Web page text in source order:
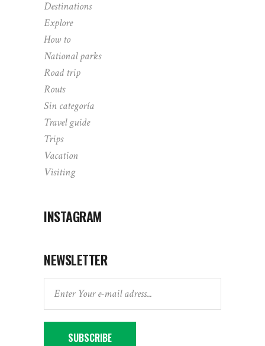
Destinations
Explore
How to
National parks
Road trip
Routs
Sin categoría
Travel guide
Trips
Vacation
Visiting
INSTAGRAM
NEWSLETTER
SUBSCRIBE